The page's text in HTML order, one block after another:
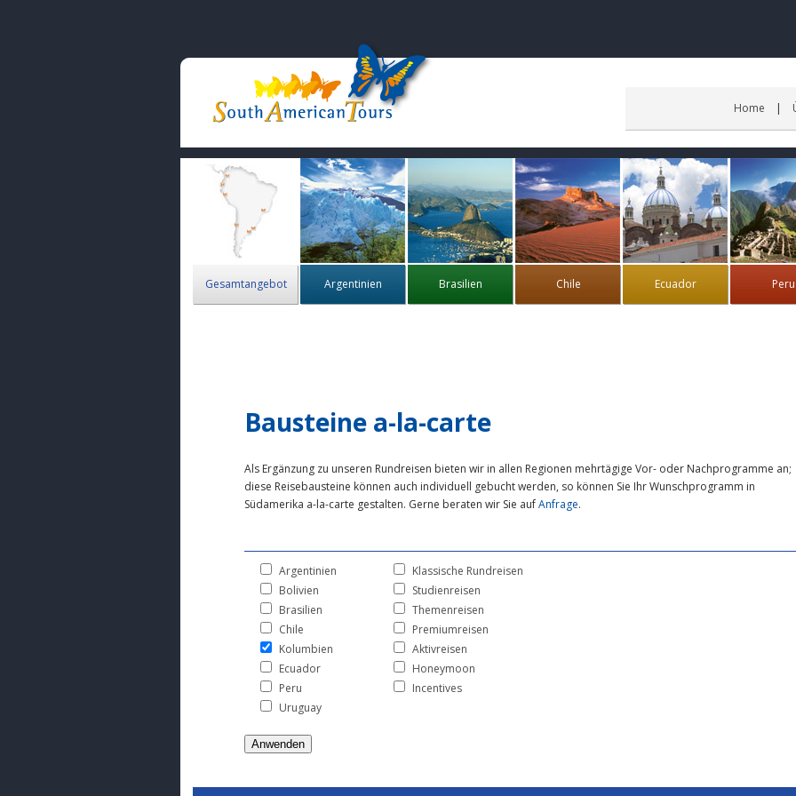
Home
Gesamtangebot Argentinien Brasilien Chile Ecuador Peru
Bausteine a-la-carte
Als Ergänzung zu unseren Rundreisen bieten wir in allen Regionen mehrtägige Vor- oder Nachprogramme an;
diese Reisebausteine können auch individuell gebucht werden, so können Sie Ihr Wunschprogramm in
Südamerika a-la-carte gestalten. Gerne beraten wir Sie aufAnfrage.
Argentinien
Bolivien
Brasilien
Chile
Kolumbien
Ecuador
Peru
Uruguay
Klassische Rundreisen
Studienreisen
Themenreisen
Premiumreisen
Aktivreisen
Honeymoon
Incentives